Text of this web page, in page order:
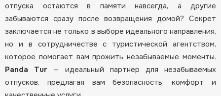
отпуска остаются в памяти навсегда, а другие
забываются сразу после возвращения домой? Секрет
заключается не только в выборе идеального направления,
но и в сотрудничестве с туристической агентством,
которое помогает вам прожить незабываемые моменты.
Panda Tur — идеальный партнер для незабываемых
отпусков, предлагая вам безопасность, комфорт и